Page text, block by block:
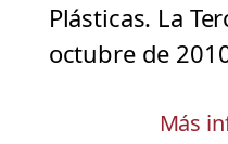
Plásticas. La
octubre de
Más